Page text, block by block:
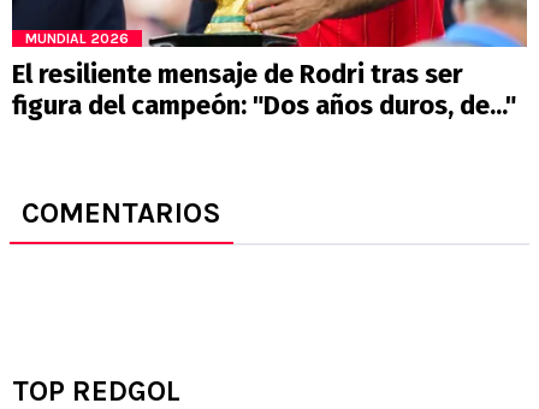
MUNDIAL 2026
El resiliente mensaje de Rodri tras ser
figura del campeón: "Dos años duros, de..."
COMENTARIOS
TOP REDGOL